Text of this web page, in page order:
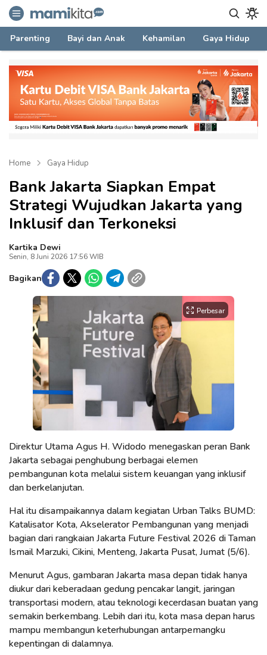
mamikita.com
Informasi Parenting untuk Mami Milenial
Parenting Bayi dan Anak Kehamilan Gaya Hidup
Home Gaya Hidup
Bank Jakarta Siapkan Empat
Strategi Wujudkan Jakarta yang
Inklusif dan Terkoneksi
Kartika Dewi
Senin, 8 Juni 2026 17:56 WIB
Bagikan
Perbesar
Direktur Utama Agus H. Widodo menegaskan peran Bank
Jakarta sebagai penghubung berbagai elemen
pembangunan kota melalui sistem keuangan yang inklusif
dan berkelanjutan.
Hal itu disampaikannya dalam kegiatan Urban Talks BUMD:
Katalisator Kota, Akselerator Pembangunan yang menjadi
bagian dari rangkaian Jakarta Future Festival 2026 di Taman
Ismail Marzuki, Cikini, Menteng, Jakarta Pusat, Jumat (5/6).
Menurut Agus, gambaran Jakarta masa depan tidak hanya
diukur dari keberadaan gedung pencakar langit, jaringan
transportasi modern, atau teknologi kecerdasan buatan yang
semakin berkembang. Lebih dari itu, kota masa depan harus
mampu membangun keterhubungan antarpemangku
kepentingan di dalamnya.